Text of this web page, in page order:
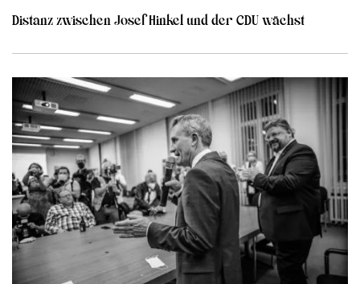
Distanz zwischen Josef Hinkel und der CDU wächst